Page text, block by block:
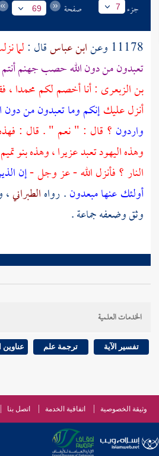
جزء 7 صفحة 69
11178 وعن ابن عباسقال :لما
تعبدون من دون الله حصب جهنم أنتم
بن الزبعرى : أنا أخصم لكممحمدا،
أنزل عليكإنكم وما تعبدون من
واردون ؟ قال : " نعم " . قال :
وهذهاليهودتعبدعزيرا، وهذهبنو
النار ؟ فأنزل الله - عز وجل -إن
أولئك عنها مبعدون. رواهالطبراني،
وثق وضعفه جماعة .
الخدمات العلمية
تفسير الآية ترجمة علم
وثيقة الخصوصية اتفاقية الخدمة اتصل بنا